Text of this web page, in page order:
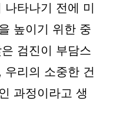
나타나기 전에 미
높이기 위한 중
검진이 부담스
우리의 소중한 건
과정이라고 생